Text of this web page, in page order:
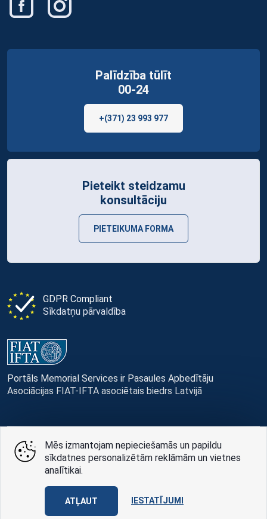
GDPR Compliant
Sīkdatņu pārvaldība
Portāls Memorial Services ir Pasaules Apbedītāju
Asociācijas FIAT-IFTA asociētais biedrs Latvijā
Palīdzība tūlīt
00-24
+(371) 23 993 977
Pieteikt steidzamu
konsultāciju
PIETEIKUMA FORMA
© Memorial Services, 2016 — 2026 pr3-g
Privātuma politikai
AABB TEAM
Mēs izmantojam nepieciešamās un papildu
sīkdatnes personalizētām reklāmām un vietnes
analītikai.
ATĻAUT IESTATĪJUMI